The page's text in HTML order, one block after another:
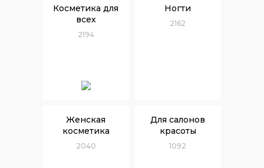
Косметика для
всех
2194
Ногти
2162
Женская
косметика
2040
Для салонов
красоты
1092